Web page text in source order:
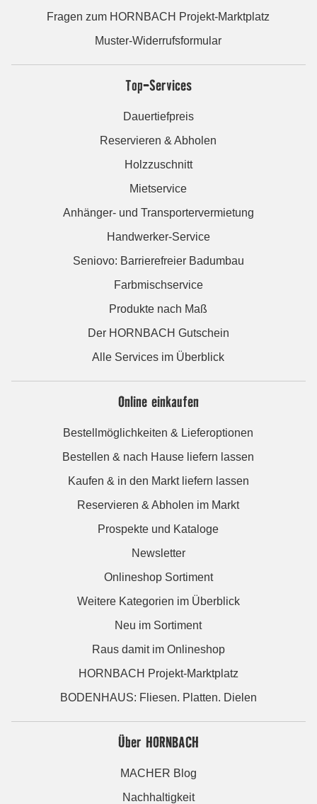
Fragen zum HORNBACH Projekt-Marktplatz
Muster-Widerrufsformular
Top-Services
Dauertiefpreis
Reservieren & Abholen
Holzzuschnitt
Mietservice
Anhänger- und Transportervermietung
Handwerker-Service
Seniovo: Barrierefreier Badumbau
Farbmischservice
Produkte nach Maß
Der HORNBACH Gutschein
Alle Services im Überblick
Online einkaufen
Bestellmöglichkeiten & Lieferoptionen
Bestellen & nach Hause liefern lassen
Kaufen & in den Markt liefern lassen
Reservieren & Abholen im Markt
Prospekte und Kataloge
Newsletter
Onlineshop Sortiment
Weitere Kategorien im Überblick
Neu im Sortiment
Raus damit im Onlineshop
HORNBACH Projekt-Marktplatz
BODENHAUS: Fliesen. Platten. Dielen
Über HORNBACH
MACHER Blog
Nachhaltigkeit